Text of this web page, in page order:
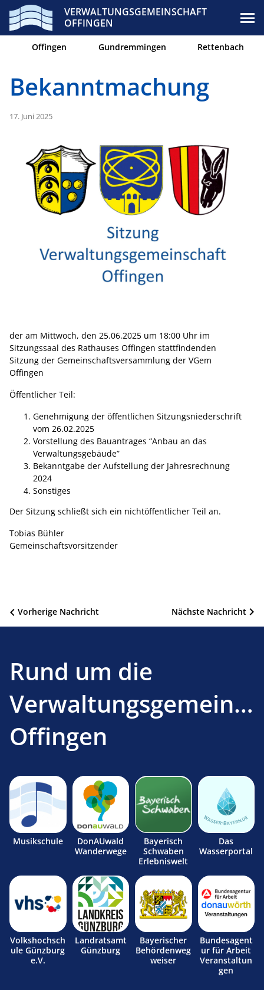
VERWALTUNGSGEMEINSCHAFT
OFFINGEN
Offingen Gundremmingen Rettenbach
Bekanntmachung
17. Juni 2025
der am Mittwoch, den 25.06.2025 um 18:00 Uhr im
Sitzungssaal des Rathauses Offingen stattfindenden
Sitzung der Gemeinschaftsversammlung der VGem
Offingen
Öffentlicher Teil:
Genehmigung der öffentlichen Sitzungsniederschrift
vom 26.02.2025
Vorstellung des Bauantrages “Anbau an das
Verwaltungsgebäude”
Bekanntgabe der Aufstellung der Jahresrechnung
2024
Sonstiges
Der Sitzung schließt sich ein nichtöffentlicher Teil an.
Tobias Bühler
Gemeinschaftsvorsitzender
Beitragsnavigation Nächste Nachricht
Vorherige Nachricht
Rund um die
Offingen
Musikschule
DonAUwald
Wanderwege
Bayerisch
Schwaben
Erlebniswelt
Das
Wasserportal
Volkshochsch
ule Günzburg
e.V.
Landratsamt
Günzburg
Bayerischer
Behördenweg
weiser
Bundesagent
ur für Arbeit
Veranstaltun
gen